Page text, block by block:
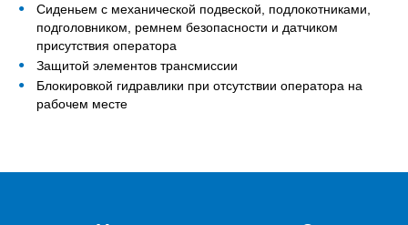
Сиденьем с механической подвеской, подлокотниками,
подголовником, ремнем безопасности и датчиком
присутствия оператора
Защитой элементов трансмиссии
Блокировкой гидравлики при отсутствии оператора на
рабочем месте